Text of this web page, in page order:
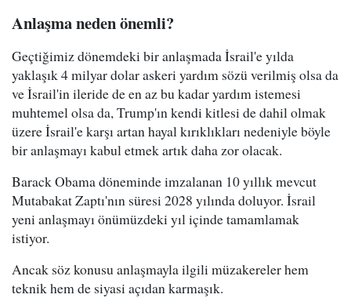
Anlaşma neden önemli?
Geçtiğimiz dönemdeki bir anlaşmada İsrail'e yılda
yaklaşık 4 milyar dolar askeri yardım sözü verilmiş olsa da
ve İsrail'in ileride de en az bu kadar yardım istemesi
muhtemel olsa da, Trump'ın kendi kitlesi de dahil olmak
üzere İsrail'e karşı artan hayal kırıklıkları nedeniyle böyle
bir anlaşmayı kabul etmek artık daha zor olacak.
Barack Obama döneminde imzalanan 10 yıllık mevcut
Mutabakat Zaptı'nın süresi 2028 yılında doluyor. İsrail
yeni anlaşmayı önümüzdeki yıl içinde tamamlamak
istiyor.
Ancak söz konusu anlaşmayla ilgili müzakereler hem
teknik hem de siyasi açıdan karmaşık.